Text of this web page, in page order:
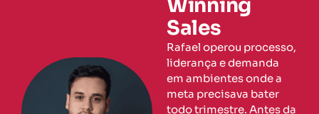
Winning
Sales
Rafael operou processo,
liderança e demanda
em ambientes onde a
meta precisava bater
todo trimestre. Antes da